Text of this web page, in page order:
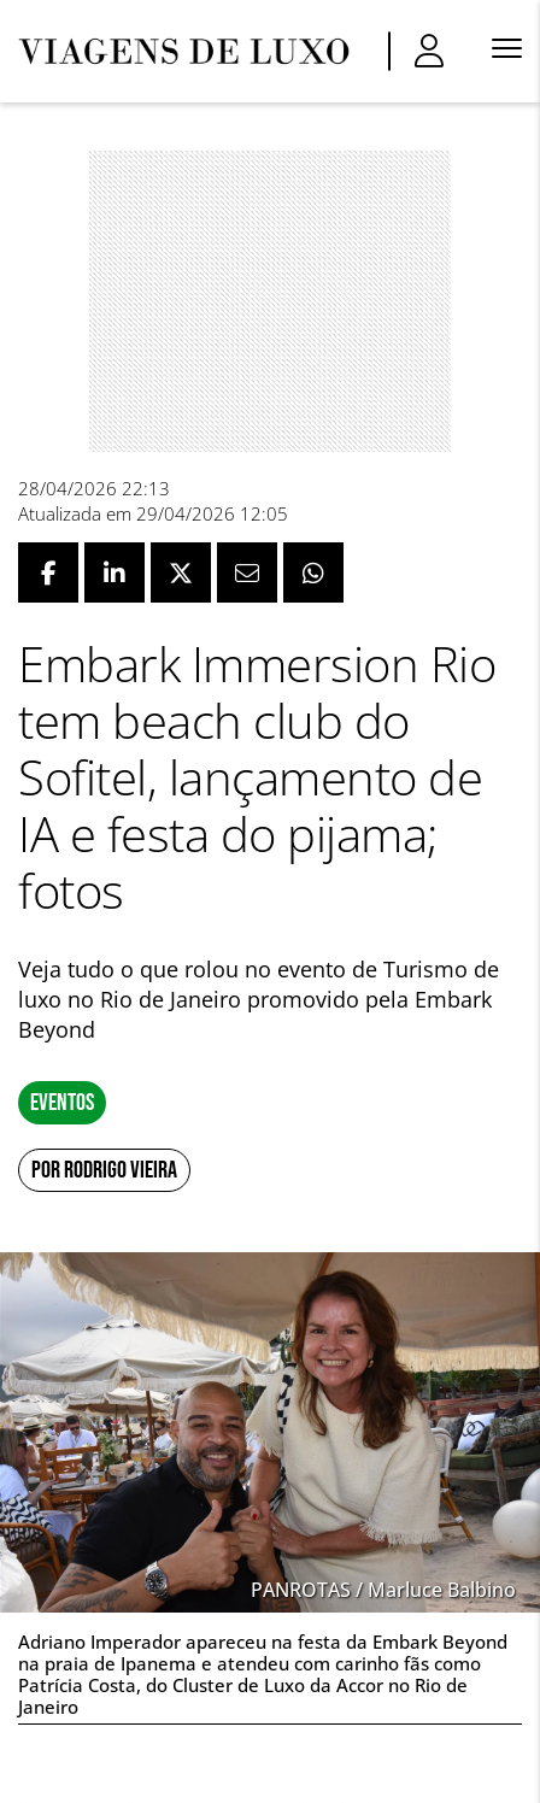
Menu
28/04/2026 22:13
Atualizada em 29/04/2026 12:05
Embark Immersion Rio
tem beach club do
Sofitel, lançamento de
IA e festa do pijama;
fotos
Veja tudo o que rolou no evento de Turismo de
luxo no Rio de Janeiro promovido pela Embark
Beyond
EVENTOS
POR RODRIGO VIEIRA
PANROTAS / Marluce Balbino
Adriano Imperador apareceu na festa da Embark Beyond
na praia de Ipanema e atendeu com carinho fãs como
Patrícia Costa, do Cluster de Luxo da Accor no Rio de
Janeiro